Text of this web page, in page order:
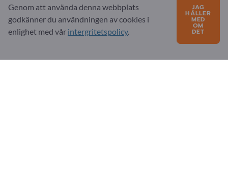
FAQ
Vårt tjänsteutbud
Genom att använda denna webbplats
godkänner du användningen av cookies i
enlighet med vår intergritetspolicy.
JAG
HÅLLER
MED
OM
DET